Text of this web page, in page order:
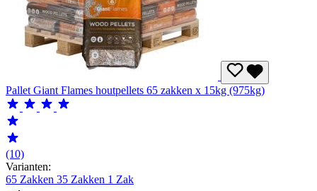
Pallet Giant Flames houtpellets 65 zakken x 15kg (975kg)
(10)
Varianten:
65 Zakken 35 Zakken 1 Zak